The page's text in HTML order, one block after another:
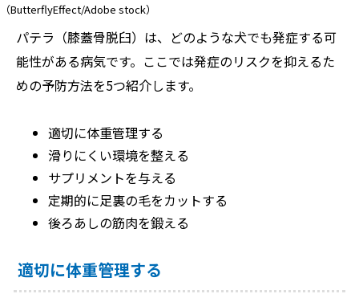
（ButterflyEffect/Adobe stock）
パテラ（膝蓋骨脱臼）は、どのような犬でも発症する可
能性がある病気です。ここでは発症のリスクを抑えるた
めの予防方法を5つ紹介します。
適切に体重管理する
滑りにくい環境を整える
サプリメントを与える
定期的に足裏の毛をカットする
後ろあしの筋肉を鍛える
適切に体重管理する